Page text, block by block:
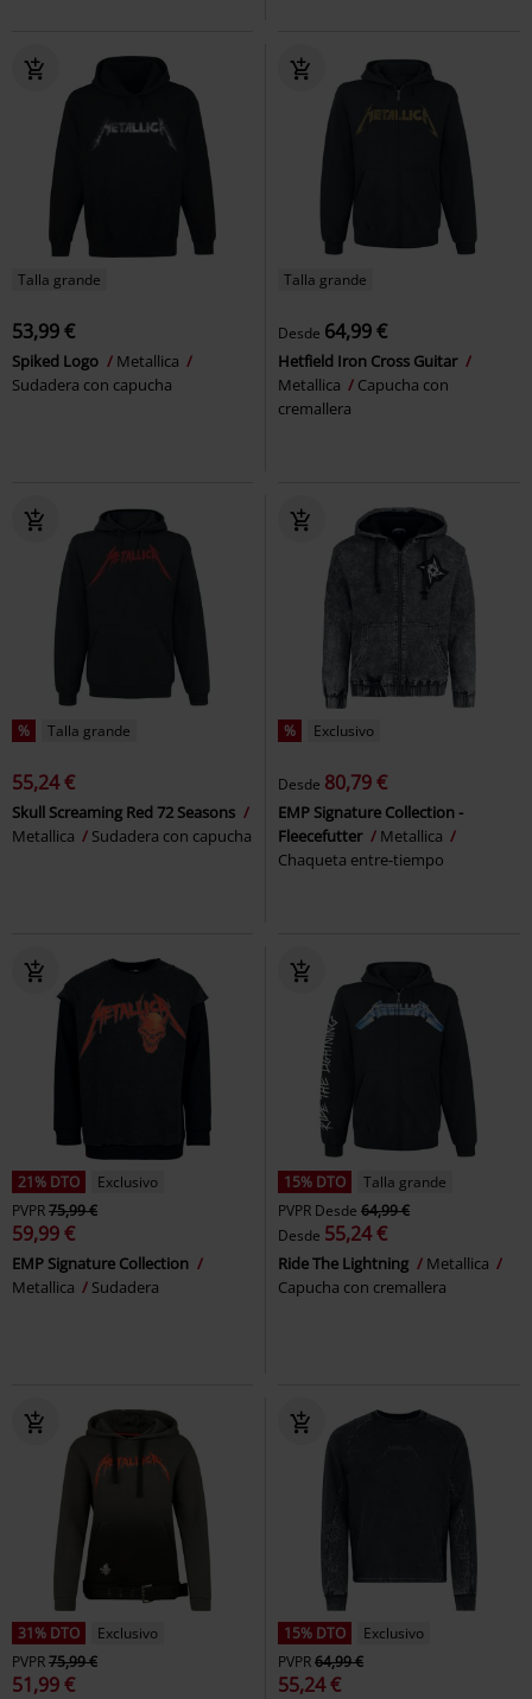
Talla grande
53,99 €
Spiked Logo
Metallica
Sudadera con capucha
Talla grande
Desde 64,99 €
Hetfield Iron Cross Guitar
Metallica
Capucha con
cremallera
% Talla grande
55,24 €
Skull Screaming Red 72 Seasons
Metallica
Sudadera con capucha
% Exclusivo
Desde 80,79 €
EMP Signature Collection -
Fleecefutter
Metallica
Chaqueta entre-tiempo
21% DTO
Exclusivo
PVPR75,99 €
59,99 €
EMP Signature Collection
Metallica
Sudadera
15% DTO
Talla grande
PVPR Desde 64,99 €
Desde 55,24 €
Ride The Lightning
Metallica
Capucha con cremallera
31% DTO
Exclusivo
PVPR75,99 €
51,99 €
15% DTO
Exclusivo
PVPR64,99 €
55,24 €